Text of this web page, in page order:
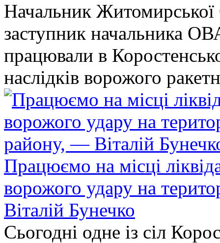
Начальник
заступник начальника
працювали в
наслідків ворожого
Працюємо на місці
ворожого удару на
Віталій Бунечко
Сьогодні одне із сіл